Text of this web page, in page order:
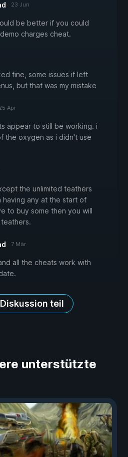
23 Jun
be better if you could
charges cheat.
fine, some issues if left
but that was my mistake
Apr
appear to still be working. i
the oxygen as i didn't use
the unlimited teathers
having any at the start of
to buy some then you will
7 Mär
all the cheats work with
teil
unterstützte